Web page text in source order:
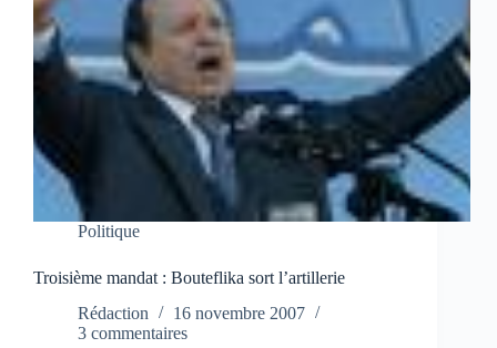
Politique
Troisième mandat : Bouteflika sort l’artillerie
Rédaction
16 novembre 2007
3 commentaires